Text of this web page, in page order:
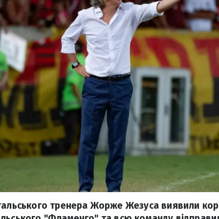
тренера Жорже Жезуса виявили